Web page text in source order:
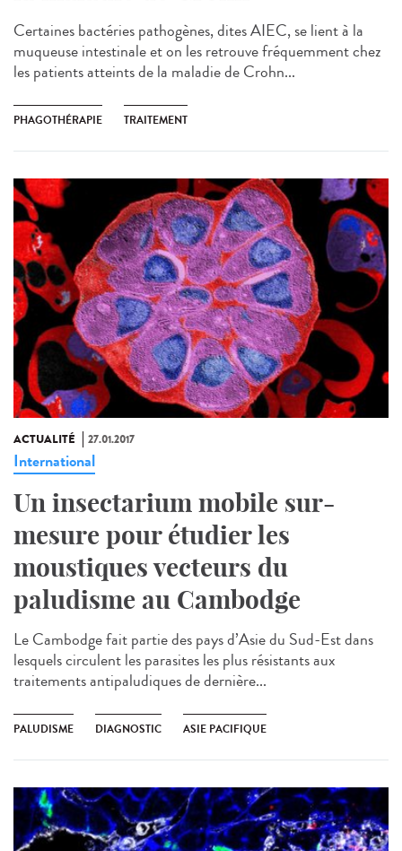
Certaines bactéries pathogènes, dites AIEC, se lient à la
muqueuse intestinale et on les retrouve fréquemment chez
les patients atteints de la maladie de Crohn...
PHAGOTHÉRAPIE TRAITEMENT
ACTUALITÉ 27.01.2017
International
Un insectarium mobile sur-
mesure pour étudier les
moustiques vecteurs du
paludisme au Cambodge
Le Cambodge fait partie des pays d’Asie du Sud-Est dans
lesquels circulent les parasites les plus résistants aux
traitements antipaludiques de dernière...
PALUDISME DIAGNOSTIC ASIE PACIFIQUE